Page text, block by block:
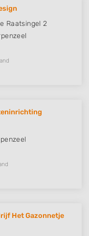
Raatsingel 2
Het Gazonnetje